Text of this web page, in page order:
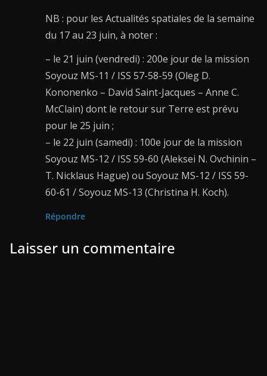
NB : pour les Actualités spatiales de la semaine
du 17 au 23 juin, à noter :
– le 21 juin (vendredi) : 200e jour de la mission
Soyouz MS-11 / ISS 57-58-59 (Oleg D.
Kononenko – David Saint-Jacques – Anne C.
McClain) dont le retour sur Terre est prévu
pour le 25 juin ;
– le 22 juin (samedi) : 100e jour de la mission
Soyouz MS-12 / ISS 59-60 (Aleksei N. Ovchinin –
T. Nicklaus Hague) ou Soyouz MS-12 / ISS 59-
60-61 / Soyouz MS-13 (Christina H. Koch).
Répondre
Laisser un commentaire